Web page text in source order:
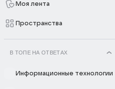
Моя лента
Пространства
В ТОПЕ НА ОТВЕТАХ
Информационные технологии